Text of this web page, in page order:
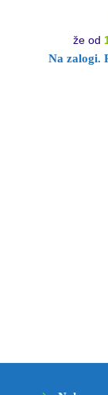
že od
Na zalogi.